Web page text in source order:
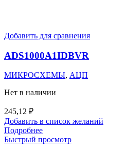
Добавить для сравнения
ADS1000A1IDBVR
МИКРОСХЕМЫ, АЦП
Нет в наличии
245,12 ₽
Добавить в список желаний
Подробнее
Быстрый просмотр